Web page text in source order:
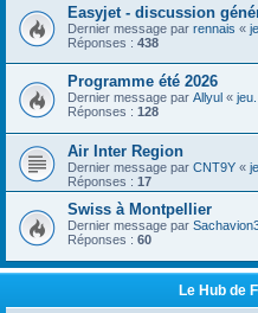
Easyjet - discussion
Dernier message par rennais «
Réponses : 438
Programme été 2026
Dernier message par Allyul «
Réponses : 128
Air Inter Region
Dernier message par CNT9Y «
Réponses : 17
Swiss à Montpellier
Dernier message par
Réponses : 60
Le Hub de